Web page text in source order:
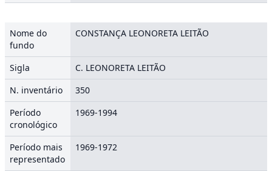
Nome do
fundo
CONSTANÇA LEONORETA LEITÃO
Sigla
C. LEONORETA LEITÃO
N. inventário
350
Período
cronológico
1969-1994
Período mais
representado
1969-1972